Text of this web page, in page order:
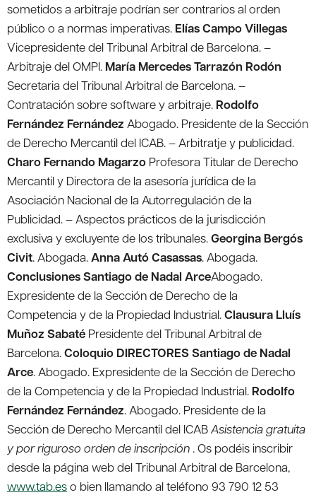
sometidos a arbitraje podrían ser contrarios al orden
público o a normas imperativas. Elías Campo Villegas
Vicepresidente del Tribunal Arbitral de Barcelona.–
Arbitraje del OMPI. María Mercedes Tarrazón Rodón
Secretaria del Tribunal Arbitral de Barcelona.–
Contratación sobre software y arbitraje. Rodolfo
Fernández Fernández Abogado. Presidente de la Sección
de Derecho Mercantil del ICAB.– Arbitratje y publicidad.
Charo Fernando Magarzo Profesora Titular de Derecho
Mercantil y Directora de la asesoría jurídica de la
Asociación Nacional de la Autorregulación de la
Publicidad.– Aspectos prácticos de la jurisdicción
exclusiva y excluyente de los tribunales.Georgina Bergós
Civit. Abogada.Anna Autó Casassas. Abogada.
ConclusionesSantiago de Nadal ArceAbogado.
Expresidente de la Sección de Derecho de la
Competencia y de la Propiedad Industrial.Clausura Lluís
Muñoz Sabaté Presidente del Tribunal Arbitral de
Barcelona.Coloquio DIRECTORESSantiago de Nadal
Arce. Abogado. Expresidente de la Sección de Derecho
de la Competencia y de la Propiedad Industrial. Rodolfo
Fernández Fernández. Abogado. Presidente de la
Sección de Derecho Mercantil del ICABAsistencia gratuita
y por riguroso orden de inscripción . Os podéis inscribir
desde la página web del Tribunal Arbitral de Barcelona,
www.tab.eso bien llamando al teléfono 93 790 12 53